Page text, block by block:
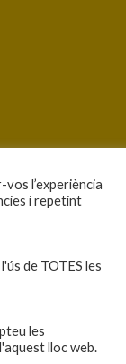
l’experiència
i repetint
de TOTES les
les
lloc web.